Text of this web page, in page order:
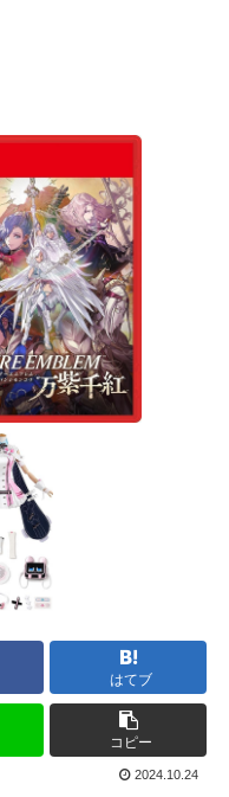
はてブ
コピー
2024.10.24